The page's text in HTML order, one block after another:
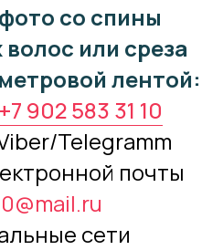
со спины
или среза
лентой:
+7 902 583 31 10
Telegramm
почты
сети